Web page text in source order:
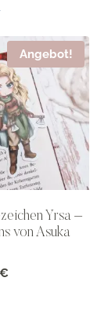
Angebot!
Yrsa –
von Asuka
€